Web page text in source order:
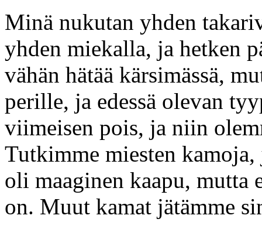
Minä nukutan yhden
yhden miekalla, ja hetken
vähän hätää kärsimässä,
perille, ja edessä olevan
viimeisen pois, ja niin
Tutkimme miesten
oli maaginen kaapu, mutta
on. Muut kamat jätämme